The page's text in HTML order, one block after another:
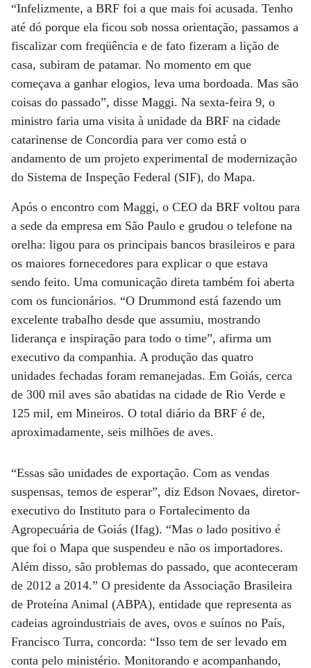
“Infelizmente, a BRF foi a que mais foi acusada. Tenho
até dó porque ela ficou sob nossa orientação, passamos a
fiscalizar com freqüência e de fato fizeram a lição de
casa, subiram de patamar. No momento em que
começava a ganhar elogios, leva uma bordoada. Mas são
coisas do passado”, disse Maggi. Na sexta-feira 9, o
ministro faria uma visita à unidade da BRF na cidade
catarinense de Concordia para ver como está o
andamento de um projeto experimental de modernização
do Sistema de Inspeção Federal (SIF), do Mapa.
Após o encontro com Maggi, o CEO da BRF voltou para
a sede da empresa em São Paulo e grudou o telefone na
orelha: ligou para os principais bancos brasileiros e para
os maiores fornecedores para explicar o que estava
sendo feito. Uma comunicação direta também foi aberta
com os funcionários. “O Drummond está fazendo um
excelente trabalho desde que assumiu, mostrando
liderança e inspiração para todo o time”, afirma um
executivo da companhia. A produção das quatro
unidades fechadas foram remanejadas. Em Goiás, cerca
de 300 mil aves são abatidas na cidade de Rio Verde e
125 mil, em Mineiros. O total diário da BRF é de,
aproximadamente, seis milhões de aves.
“Essas são unidades de exportação. Com as vendas
suspensas, temos de esperar”, diz Edson Novaes, diretor-
executivo do Instituto para o Fortalecimento da
Agropecuária de Goiás (Ifag). “Mas o lado positivo é
que foi o Mapa que suspendeu e não os importadores.
Além disso, são problemas do passado, que aconteceram
de 2012 a 2014.” O presidente da Associação Brasileira
de Proteína Animal (ABPA), entidade que representa as
cadeias agroindustriais de aves, ovos e suínos no País,
Francisco Turra, concorda: “Isso tem de ser levado em
conta pelo ministério. Monitorando e acompanhando,